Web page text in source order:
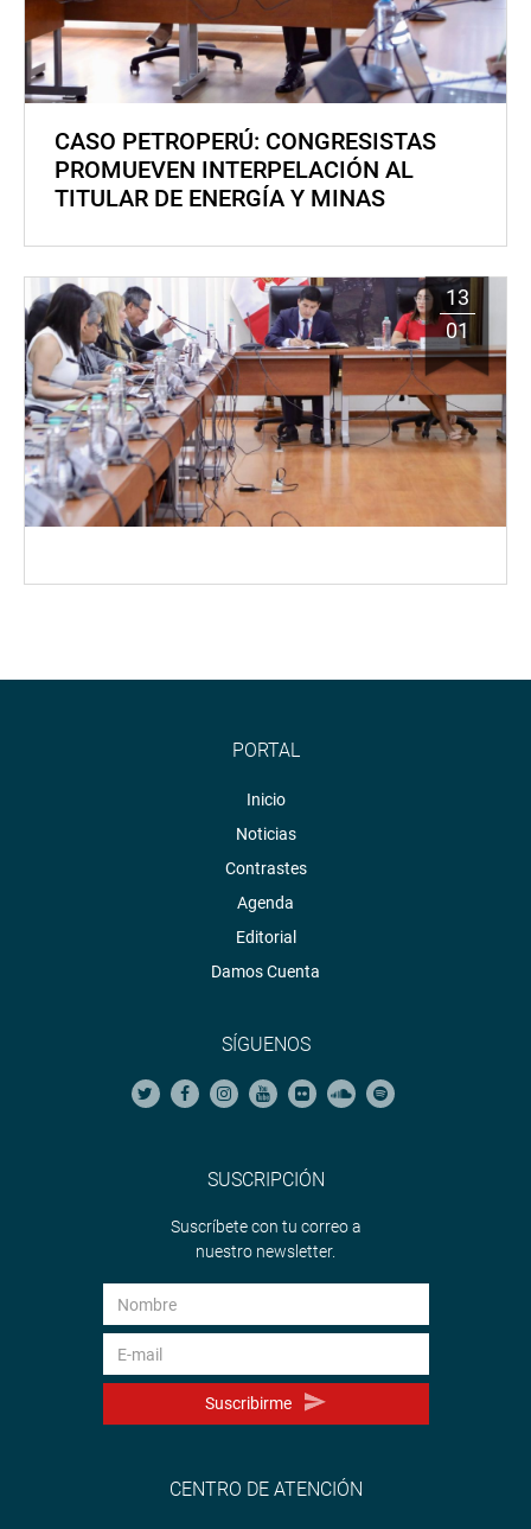
CASO PETROPERÚ: CONGRESISTAS
PROMUEVEN INTERPELACIÓN AL
TITULAR DE ENERGÍA Y MINAS
13
01
PORTAL
Inicio
Noticias
Contrastes
Agenda
Editorial
Damos Cuenta
SÍGUENOS
SUSCRIPCIÓN
Suscríbete con tu correo a
nuestro newsletter.
Suscribirme
CENTRO DE ATENCIÓN